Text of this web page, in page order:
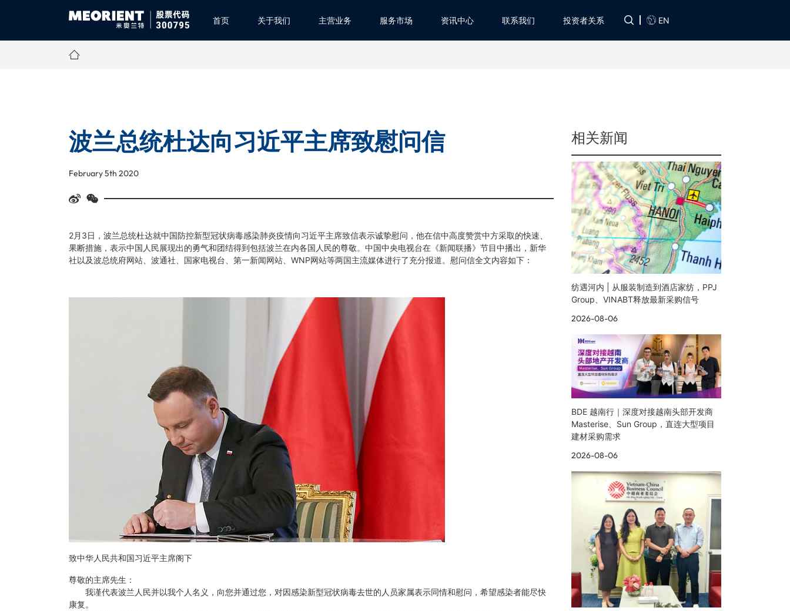
首页 关于我们 主营业务 服务市场 资讯中心 联系我们 投资者关系 EN
波兰总统杜达向习近平主席致慰问信
February 5th 2020
2月3日，波兰总统杜达就中国防控新型冠状病毒感染肺炎疫情向习近平主席致信表示诚挚慰问，他在信中高度赞赏中方采取的快速、
果断措施，表示中国人民展现出的勇气和团结得到包括波兰在内各国人民的尊敬。中国中央电视台在《新闻联播》节目中播出，新华
社以及波总统府网站、波通社、国家电视台、第一新闻网站、WNP网站等两国主流媒体进行了充分报道。慰问信全文内容如下：
致中华人民共和国习近平主席阁下
尊敬的主席先生：
我谨代表波兰人民并以我个人名义，向您并通过您，对因感染新型冠状病毒去世的人员家属表示同情和慰问，希望感染者能尽快
康复。
相关新闻
纺遇河内 | 从服装制造到酒店家纺，PPJ
Group、VINABT释放最新采购信号
2026-08-06
BDE 越南行｜深度对接越南头部开发商
Masterise、Sun Group，直连大型项目
建材采购需求
2026-08-06